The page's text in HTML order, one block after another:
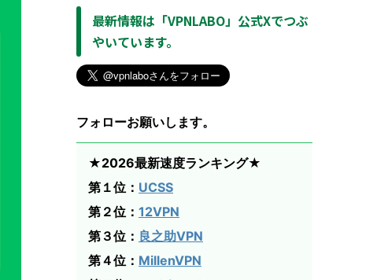
最新情報は「VPNLABO」公式Xでつぶ
やいています。
フォローお願いします。
★2026最新速度ランキング★
第１位： UCSS
第２位： 12VPN
第３位： 良之助VPN
第４位： MillenVPN